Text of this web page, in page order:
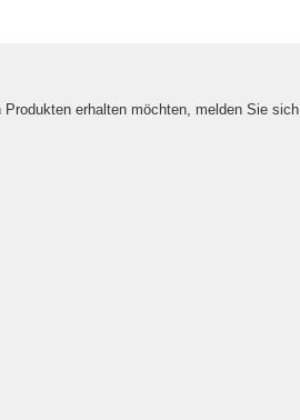
erhalten möchten, melden Sie sich